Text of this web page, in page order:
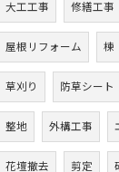
大工工事 修繕工事
屋根リフォーム 棟
草刈り 防草シート
整地 外構工事
花壇撤去 剪定